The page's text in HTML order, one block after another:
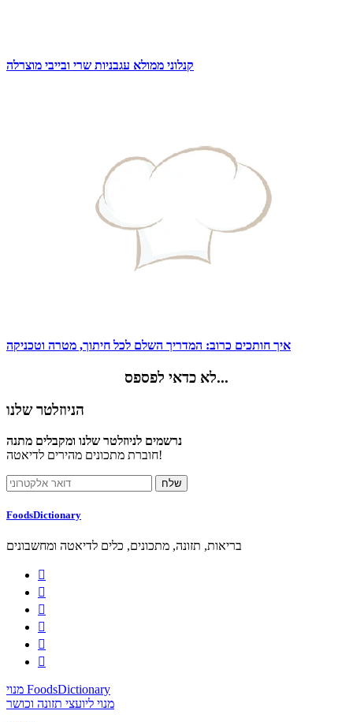
קנלוני ממולא עגבניות שרי ובייבי מוצרלה
איך חותכים כרוב: המדריך השלם לכל חיתוך, מטרה וטכניקה
לא כדאי לפספס...
הניוזלטר שלנו
נרשמים לניוזלטר שלנו ומקבלים מתנה
חוברת מתכונים מהירים לדיאטה!
FoodsDictionary
בריאות, תזונה, מתכונים, כלים לדיאטה ומחשבונים






מנוי FoodsDictionary
מנוי ליועצי תזונה וכושר